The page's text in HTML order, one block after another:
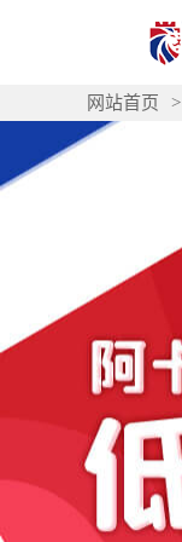
网站首页 >